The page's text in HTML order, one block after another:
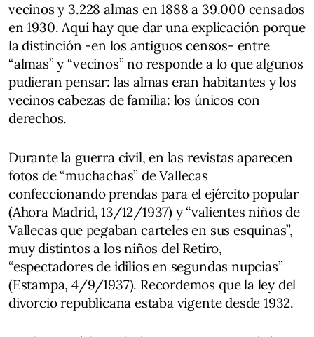
vecinos y 3.228 almas en 1888 a 39.000 censados
en 1930. Aquí hay que dar una explicación porque
la distinción -en los antiguos censos- entre
“almas” y “vecinos” no responde a lo que algunos
pudieran pensar: las almas eran habitantes y los
vecinos cabezas de familia: los únicos con
derechos.
Durante la guerra civil, en las revistas aparecen
fotos de “muchachas” de Vallecas
confeccionando prendas para el ejército popular
(Ahora Madrid, 13/12/1937) y “valientes niños de
Vallecas que pegaban carteles en sus esquinas”,
muy distintos a los niños del Retiro,
“espectadores de idilios en segundas nupcias”
(Estampa, 4/9/1937). Recordemos que la ley del
divorcio republicana estaba vigente desde 1932.